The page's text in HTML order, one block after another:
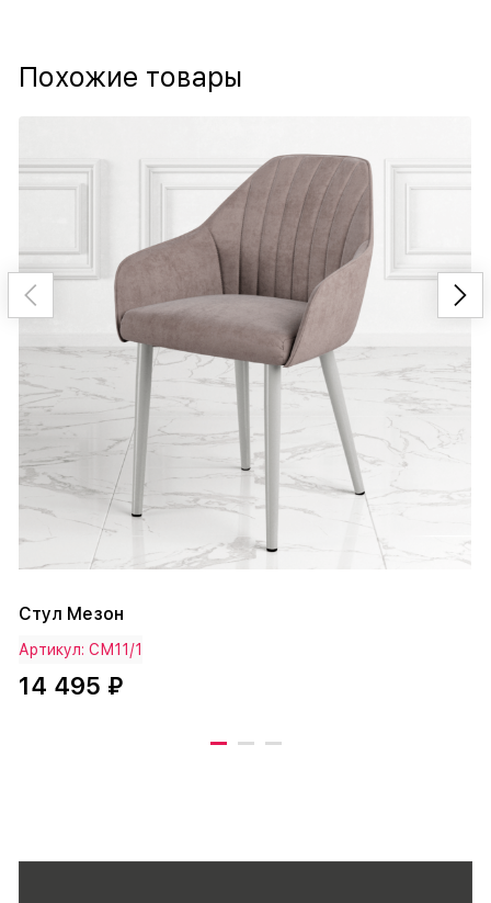
Похожие товары
Стул Мезон
Артикул: СМ11/1
14 495 ₽